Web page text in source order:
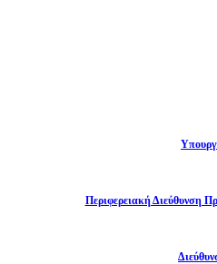
Περιφερειακή Διεύθυνση